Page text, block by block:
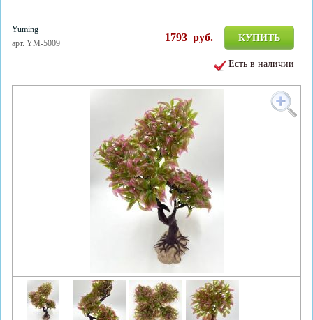
Yuming
арт. YM-5009
КУПИТЬ
1793 руб.
Есть в наличии